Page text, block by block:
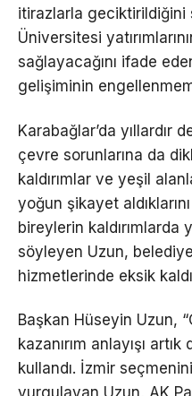
itirazlarla geciktirildiğini
Üniversitesi
sağlayacağını ifade
gelişiminin
Karabağlar’da yıllardır
çevre sorunlarına da
kaldırımlar ve yeşil
yoğun şikayet
bireylerin kaldırımlarda
söyleyen Uzun,
hizmetlerinde eksik
Başkan Hüseyin Uzun,
kazanırım anlayışı
kullandı. İzmir
vurgulayan Uzun, AK